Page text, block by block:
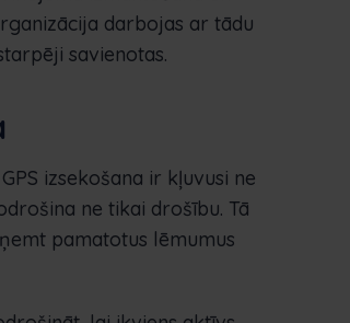
darbojas ar tādu
savienotas.
izsekošana ir kļuvusi ne
ne tikai drošību. Tā
pamatotus lēmumus